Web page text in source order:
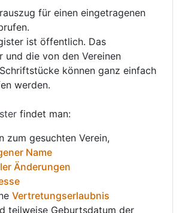
für einen eingetragenen
ist öffentlich. Das
und die von den Vereinen
können ganz einfach
werden.
findet man:
zum gesuchten Verein,
Name
Änderungen
Vertretungserlaubnis
teilweise Geburtsdatum der